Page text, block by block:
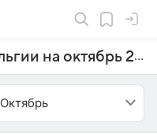
Прогноз погоды в Бельгии на октябрь 2022 года
Октябрь